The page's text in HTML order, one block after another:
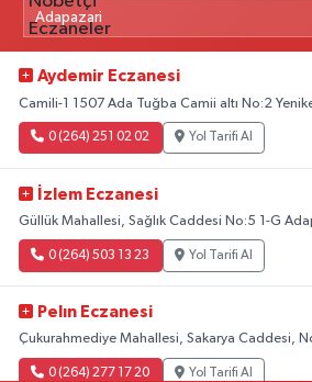
Aydemir Eczanesi
Camili-1 1507 Ada Tuğba Camii altı No:2
0 (264) 251 02 02 Yol Tarifi Al
İzlem Eczanesi
Güllük Mahallesi, Sağlık Caddesi No:5 1-G
0 (264) 503 13 23 Yol Tarifi Al
Pelın Eczanesi
Çukurahmediye Mahallesi, Sakarya Caddesi,
0 (264) 277 17 20 Yol Tarifi Al